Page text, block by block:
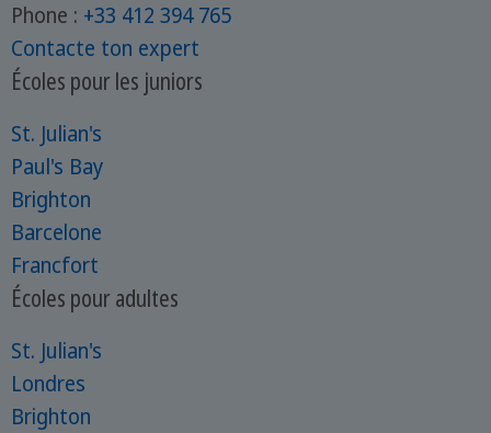
Phone : +33 412 394 765
Contacte ton expert
Écoles pour les juniors
St. Julian's
Paul's Bay
Brighton
Barcelone
Francfort
Écoles pour adultes
St. Julian's
Londres
Brighton